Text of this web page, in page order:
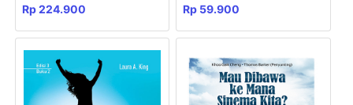
Turner
Rp224.900 Rp 59.900